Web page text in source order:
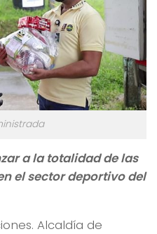
a la totalidad de las
el sector deportivo del
Alcaldía de